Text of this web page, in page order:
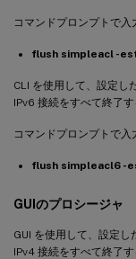
コマンドプロンプトで入
flush simpleacl -
CLI を使用して、設定し
IPv6 接続をすべて終了
コマンドプロンプトで入
flush simpleacl6 -
GUIのプロシージャ
GUI を使用して、設定
IPv4 接続をすべて終了